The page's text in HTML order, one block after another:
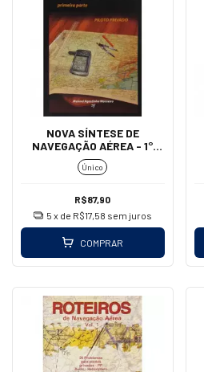
NOVA SÍNTESE DE
NAVEGAÇÃO AÉREA - 1°
PARTE
Único
R$87,90
5 x de R$17,58 sem juros
COMPRAR